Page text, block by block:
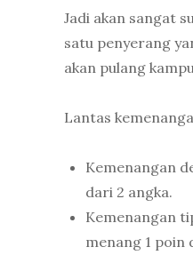
Jadi akan sangat
satu penyerang
akan pulang
Lantas
Kemenangan
dari 2 angka.
Kemenangan
menang 1 poin